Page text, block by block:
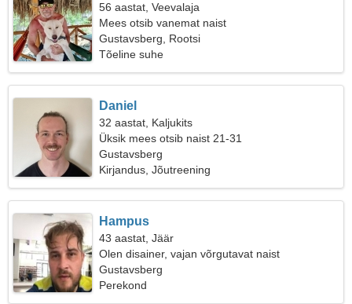
56 aastat, Veevalaja
Mees otsib vanemat naist
Gustavsberg, Rootsi
Tõeline suhe
Daniel
32 aastat, Kaljukits
Üksik mees otsib naist 21-31
Gustavsberg
Kirjandus, Jõutreening
Hampus
43 aastat, Jäär
Olen disainer, vajan võrgutavat naist
Gustavsberg
Perekond